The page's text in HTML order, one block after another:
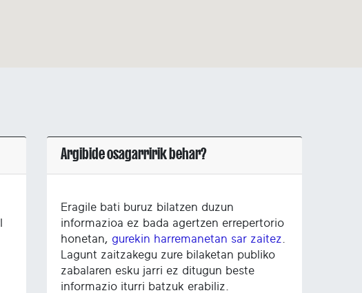
Argibide osagarririk behar?
Eragile bati buruz bilatzen duzun
informazioa ez bada agertzen errepertorio
honetan, gurekin harremanetan sar zaitez
Lagunt zaitzakegu zure bilaketan publiko
zabalaren esku jarri ez ditugun beste
informazio iturri batzuk erabiliz.